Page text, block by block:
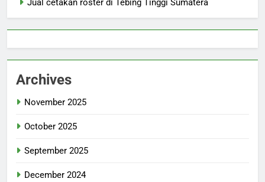
Jual cetakan roster di Tebing Tinggi Sumatera
Archives
November 2025
October 2025
September 2025
December 2024